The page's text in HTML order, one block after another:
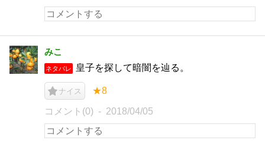
みこ
ネタバレ 皇子を探して暗闇を辿る。
ナイス ★8
コメント(0) 2018/04/05